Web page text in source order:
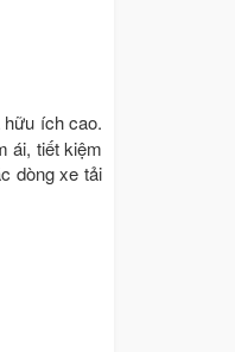
ích cao.
ái, tiết kiệm
dòng xe tải